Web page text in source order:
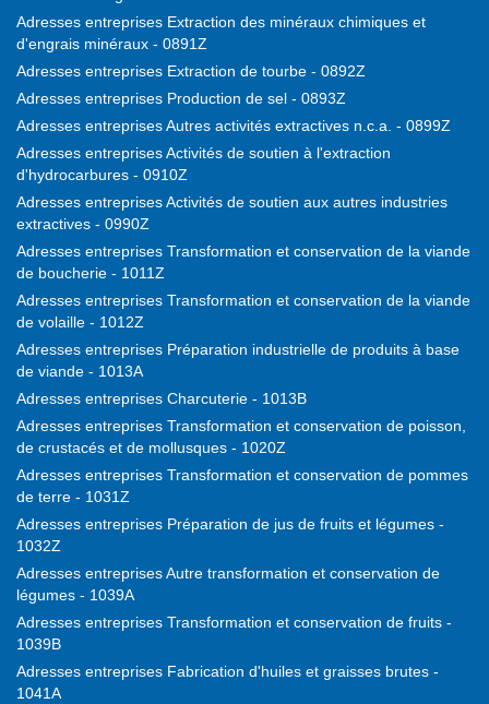
Adresses entreprises Extraction des minéraux chimiques et
d'engrais minéraux - 0891Z
Adresses entreprises Extraction de tourbe - 0892Z
Adresses entreprises Production de sel - 0893Z
Adresses entreprises Autres activités extractives n.c.a. - 0899Z
Adresses entreprises Activités de soutien à l'extraction
d'hydrocarbures - 0910Z
Adresses entreprises Activités de soutien aux autres industries
extractives - 0990Z
Adresses entreprises Transformation et conservation de la viande
de boucherie - 1011Z
Adresses entreprises Transformation et conservation de la viande
de volaille - 1012Z
Adresses entreprises Préparation industrielle de produits à base
de viande - 1013A
Adresses entreprises Charcuterie - 1013B
Adresses entreprises Transformation et conservation de poisson,
de crustacés et de mollusques - 1020Z
Adresses entreprises Transformation et conservation de pommes
de terre - 1031Z
Adresses entreprises Préparation de jus de fruits et légumes -
1032Z
Adresses entreprises Autre transformation et conservation de
légumes - 1039A
Adresses entreprises Transformation et conservation de fruits -
1039B
Adresses entreprises Fabrication d'huiles et graisses brutes -
1041A